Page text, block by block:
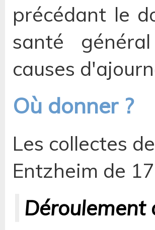
précédant le
santé
causes
Où donner ?
Les collectes
Entzheim de
Déroulement